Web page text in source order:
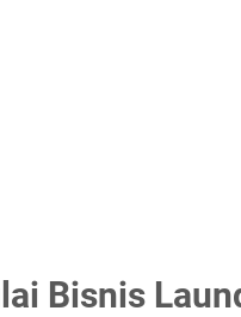
Bisnis